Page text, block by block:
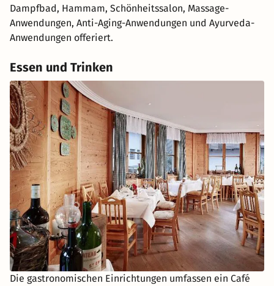
Dampfbad, Hammam, Schönheitssalon, Massage-
Anwendungen, Anti-Aging-Anwendungen und Ayurveda-
Anwendungen offeriert.
Essen und Trinken
Die gastronomischen Einrichtungen umfassen ein Café